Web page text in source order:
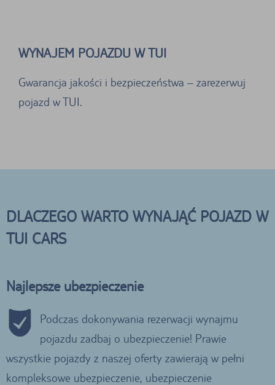
WYNAJEM POJAZDU W TUI
Gwarancja jakości i bezpieczeństwa – zarezerwuj
pojazd w TUI.
DLACZEGO WARTO WYNAJĄĆ POJAZD W
TUI CARS
Najlepsze ubezpieczenie
Podczas dokonywania rezerwacji wynajmu
pojazdu zadbaj o ubezpieczenie! Prawie
wszystkie pojazdy z naszej oferty zawierają w pełni
kompleksowe ubezpieczenie, ubezpieczenie